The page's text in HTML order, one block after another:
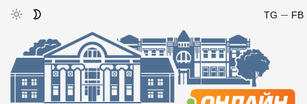
FB
TG